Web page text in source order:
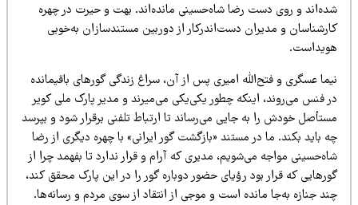
و روی دست رضا شاه‌حسینی مانده‌اند. بهت و حیرت در چهره
و مدیران دست‌اندرکار از دوربین مستندسازان به‌خوبی
عسگری و فتح‌الله امیری پس از آن، سراغ زندگی گورهای باقیمانده
فنس می‌روند، اینکه چطور یکی‌یکی می‌‌میرند و مدیر پارک ملی کویر
خودش را به جایی می‌رساند تا ارتباط تلفنی برقرار شود و بپرسد
باید بکند. ما در مستند «بازگشت گور ایرانی» با چهره‌ دیگری از رضا
مواجه می‌شویم،‌ مدیری که آرام و قرار ندارد تا بفهمد چرا از
که قرار بود رؤیای حضور دوباره گور را در این پارک محقق کند،‌
جنازه به‌جا مانده است و موجی از انتقاد از سوی مردم و رسانه‌ها.